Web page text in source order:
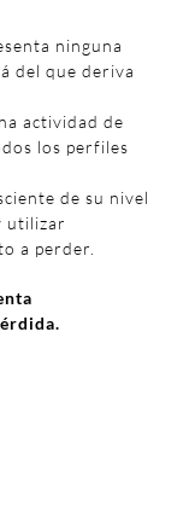
ninguna
del que deriva
actividad de
los perfiles
de su nivel
utilizar
a perder.